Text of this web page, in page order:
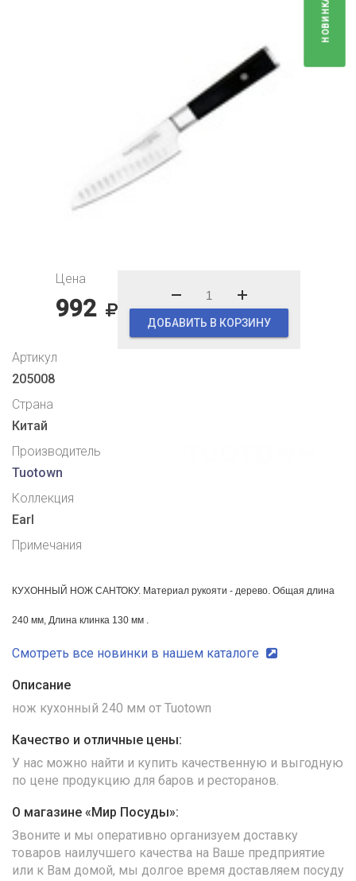
НОВИНКА
Цена
992
ДОБАВИТЬ В КОРЗИНУ
Артикул
205008
Страна
Китай
Производитель
Tuotown
Коллекция
Earl
Примечания
КУХОННЫЙ НОЖ САНТОКУ. Материал рукояти - дерево. Общая длина
240 мм, Длина клинка 130 мм .
Смотреть все новинки в нашем каталоге
Описание
нож кухонный 240 мм от Tuotown
Качество и отличные цены:
У нас можно найти и купить качественную и выгодную
по цене продукцию для баров и ресторанов.
О магазине «Мир Посуды»:
Звоните и мы оперативно организуем доставку
товаров наилучшего качества на Ваше предприятие
или к Вам домой, мы долгое время доставляем посуду